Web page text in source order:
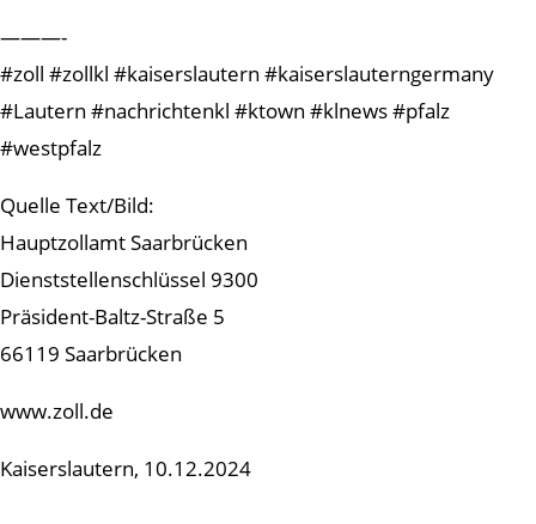
———-
#zoll #zollkl #kaiserslautern #kaiserslauterngermany
#Lautern #nachrichtenkl #ktown #klnews #pfalz
#westpfalz
Quelle Text/Bild:
Hauptzollamt Saarbrücken
Dienststellenschlüssel 9300
Präsident-Baltz-Straße 5
66119 Saarbrücken
www.zoll.de
Kaiserslautern, 10.12.2024